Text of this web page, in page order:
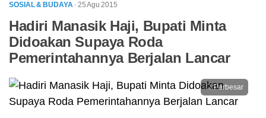
SOSIAL & BUDAYA · 25 Agu 2015
Hadiri Manasik Haji, Bupati Minta
Didoakan Supaya Roda
Pemerintahannya Berjalan Lancar
Perbesar